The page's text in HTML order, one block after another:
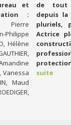
et
:
Pierre
Hélène
Vanessa
Maud
de tout
depuis
pluriels,
Actrice
suite